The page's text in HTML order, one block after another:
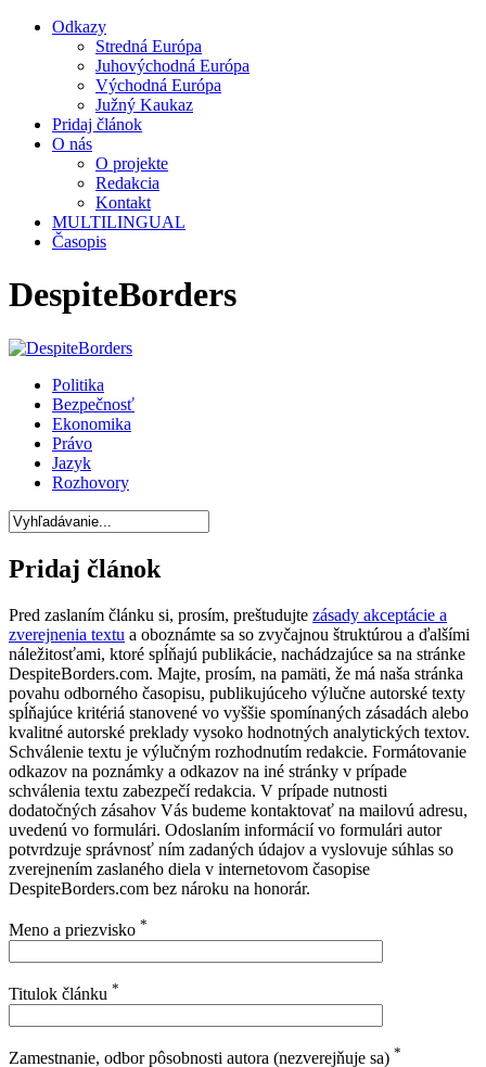
Odkazy
Stredná Európa
Juhovýchodná Európa
Východná Európa
Južný Kaukaz
Pridaj článok
O nás
O projekte
Redakcia
Kontakt
MULTILINGUAL
Časopis
DespiteBorders
Politika
Bezpečnosť
Ekonomika
Právo
Jazyk
Rozhovory
Pridaj článok
Pred zaslaním článku si, prosím, preštudujte zásady akceptácie a
zverejnenia textu a oboznámte sa so zvyčajnou štruktúrou a ďalšími
náležitosťami, ktoré spĺňajú publikácie, nachádzajúce sa na stránke
DespiteBorders.com. Majte, prosím, na pamäti, že má naša stránka
povahu odborného časopisu, publikujúceho výlučne autorské texty
spĺňajúce kritériá stanovené vo vyššie spomínaných zásadách alebo
kvalitné autorské preklady vysoko hodnotných analytických textov.
Schválenie textu je výlučným rozhodnutím redakcie. Formátovanie
odkazov na poznámky a odkazov na iné stránky v prípade
schválenia textu zabezpečí redakcia. V prípade nutnosti
dodatočných zásahov Vás budeme kontaktovať na mailovú adresu,
uvedenú vo formulári. Odoslaním informácií vo formulári autor
potvrdzuje správnosť ním zadaných údajov a vyslovuje súhlas so
zverejnením zaslaného diela v internetovom časopise
DespiteBorders.com bez nároku na honorár.
Meno a priezvisko *
Titulok článku *
Zamestnanie, odbor pôsobnosti autora (nezverejňuje sa) *